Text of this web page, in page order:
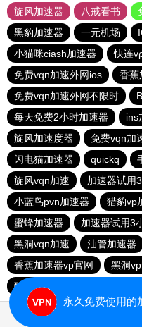
旋风加速器
八戒看书
黑豹加速器
一元机场
小猫咪ciash加速器
快连
免费vqn加速外网ios
香蕉
免费vqn加速外网不限时
每天免费2小时加速器
ins
旋风加速度器
免费vqn加
闪电猫加速器
quickq
旋风vqn加速
加速器试用
小蓝鸟pvn加速器
猎豹vp
蜜蜂加速器
加速器试用3
黑洞vqn加速
油管加速器
香蕉加速器vp官网
黑洞
酷通加速器
永久免费使用的